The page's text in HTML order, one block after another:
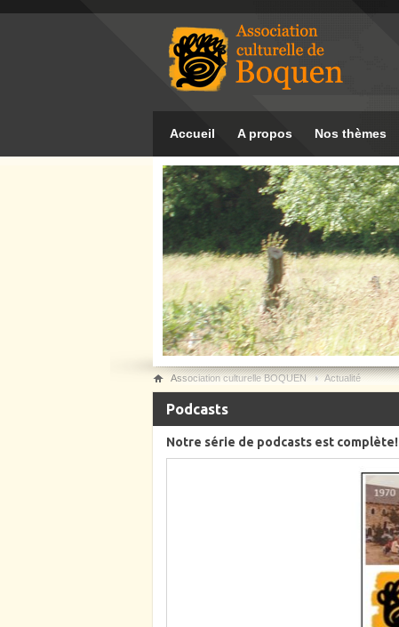
Accueil A propos Nos thèmes
Association culturelle BOQUEN Actualité
Podcasts
Notre série de podcasts est complète!